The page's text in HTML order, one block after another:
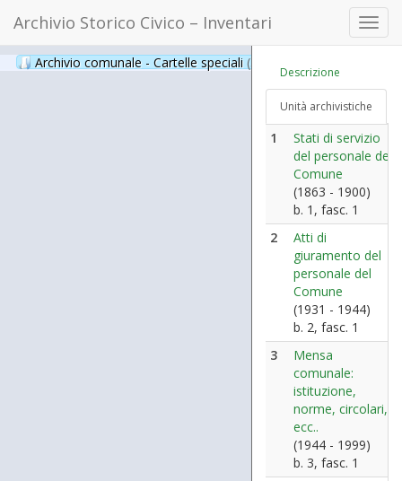
Archivio Storico Civico – Inventari
Archivio comunale - Cartelle speciali (397)
Descrizione
Unità archivistiche
1
Stati di servizio
del personale del
Comune
(1863 - 1900)
b. 1, fasc. 1
2
Atti di
giuramento del
personale del
Comune
(1931 - 1944)
b. 2, fasc. 1
3
Mensa
comunale:
istituzione,
norme, circolari,
ecc..
(1944 - 1999)
b. 3, fasc. 1